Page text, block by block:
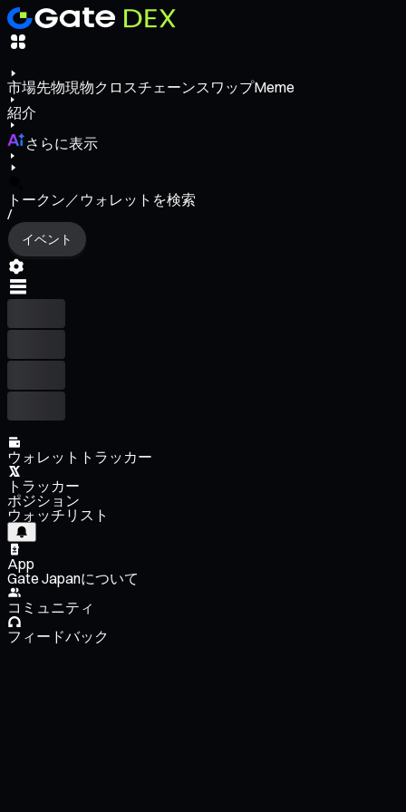
市場先物現物クロスチェーンスワップMeme
紹介
さらに表示
トークン／ウォレットを検索
/
イベント
ウォレットトラッカー
トラッカー
ポジション
ウォッチリスト
App
Gate Japanについて
コミュニティ
フィードバック